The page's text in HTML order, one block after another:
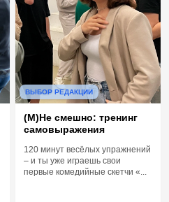
ВЫБОР РЕДАКЦИИ
(М)Не смешно: тренинг
самовыражения
120 минут весёлых упражнений
– и ты уже играешь свои
первые комедийные скетчи «...